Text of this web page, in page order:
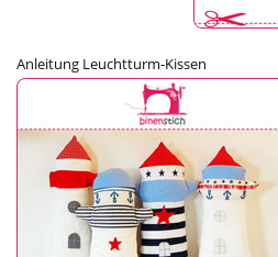
Anleitung Leuchtturm-Kissen